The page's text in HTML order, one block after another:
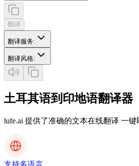
翻译
翻译服务:
翻译风格:
土耳其语到印地语翻译器
lufe.ai 提供了准确的文本在线翻译 一
支持多语言